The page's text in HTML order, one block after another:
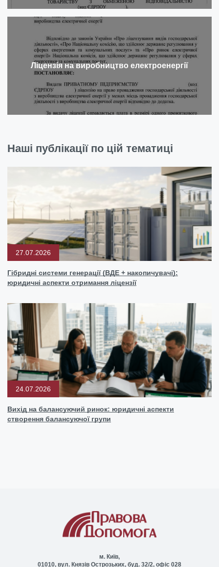
Ліцензія на виробництво електроенергії
Наші публікації по цій тематиці
27.07.2026
Гібридні системи генерації (ВДЕ + накопичувачі):
юридичні аспекти отримання ліцензії
24.07.2026
Вихід на балансуючий ринок: юридичні аспекти
створення балансуючої групи
м. Київ,
01010, вул. Князів Острозьких, буд. 32/2, офіс 028